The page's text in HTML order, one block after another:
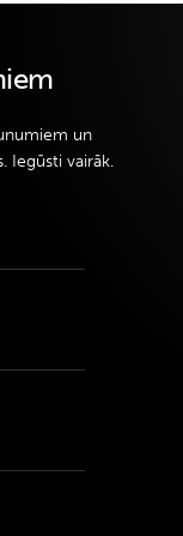
un
Iegūsti vairāk.